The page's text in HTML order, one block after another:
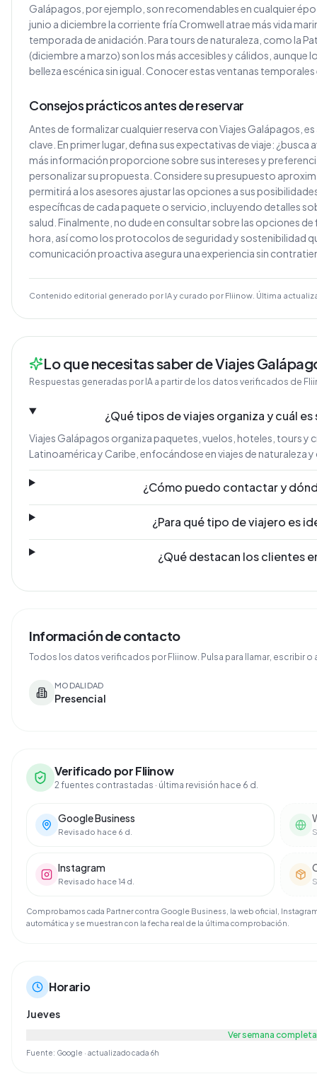
Galápagos, por ejemplo, son recomendables en cualquier
junio a diciembre la corriente fría Cromwell atrae más vida
temporada de anidación. Para tours de naturaleza, como la
(diciembre a marzo) son los más accesibles y cálidos,
belleza escénica sin igual. Conocer estas ventanas
Consejos prácticos antes de reservar
Antes de formalizar cualquier reserva con Viajes Galápagos,
clave. En primer lugar, defina sus expectativas de viaje:
más información proporcione sobre sus intereses y
personalizar su propuesta. Considere su presupuesto
permitirá a los asesores ajustar las opciones a sus
específicas de cada paquete o servicio, incluyendo detalles
salud. Finalmente, no dude en consultar sobre las opciones
hora, así como los protocolos de seguridad y sostenibilidad
comunicación proactiva asegura una experiencia sin
Contenido editorial generado por IA y curado por Fliinow. Última
Lo que necesitas saber de Viajes
Respuestas generadas por IA a partir de los datos verificados de
¿Qué tipos de viajes organiza y cuál
Viajes Galápagos organiza paquetes, vuelos, hoteles, tours y
Latinoamérica y Caribe, enfocándose en viajes de naturaleza
¿Cómo puedo contactar y
¿Para qué tipo de viajero es
¿Qué destacan los clientes
Información de contacto
Todos los datos verificados por Fliinow. Pulsa para llamar, escribir o
MODALIDAD
Presencial
Verificado por Fliinow
2 fuentes contrastadas · última revisión hace 6 d.
Google Business
Revisado hace 6 d.
Instagram
Revisado hace 14 d.
Comprobamos cada Partner contra Google Business, la web oficial,
automática y se muestran con la fecha real de la última comprobación.
Horario
Jueves
Ver semana completa
Fuente: Google · actualizado cada 6h